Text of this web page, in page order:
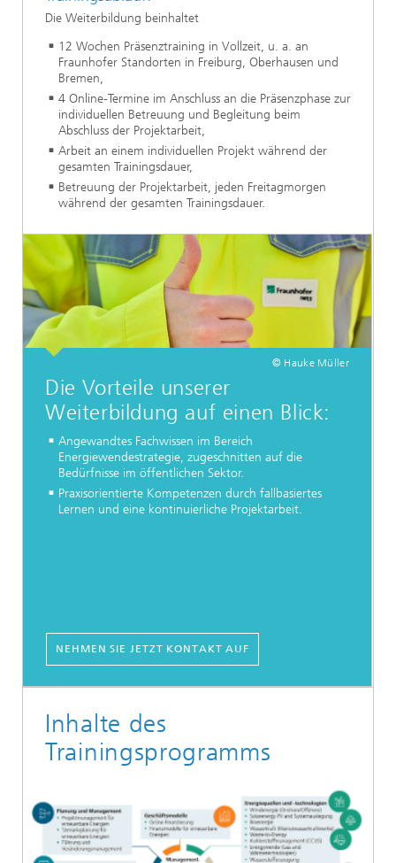
Die Weiterbildung beinhaltet
12 Wochen Präsenztraining in Vollzeit, u. a. an
Fraunhofer Standorten in Freiburg, Oberhausen und
Bremen,
4 Online-Termine im Anschluss an die Präsenzphase zur
individuellen Betreuung und Begleitung beim
Abschluss der Projektarbeit,
Arbeit an einem individuellen Projekt während der
gesamten Trainingsdauer,
Betreuung der Projektarbeit, jeden Freitagmorgen
während der gesamten Trainingsdauer.
© Hauke Müller
Die Vorteile unserer
Weiterbildung auf einen Blick:
Angewandtes Fachwissen im Bereich
Energiewendestrategie, zugeschnitten auf die
Bedürfnisse im öffentlichen Sektor.
Praxisorientierte Kompetenzen durch fallbasiertes
Lernen und eine kontinuierliche Projektarbeit.
NEHMEN SIE JETZT KONTAKT AUF
Inhalte des
Trainingsprogramms